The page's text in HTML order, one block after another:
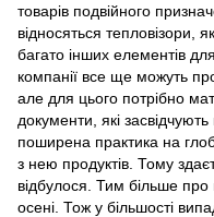
товарів подвійного
відносяться тепловізори,
багато інших елементів
компанії все ще можуть
але для цього потрібно
документи, які
поширена практика на
з нею продуктів. Тому
відбулося. Тим більше
осені. Тож у більшості